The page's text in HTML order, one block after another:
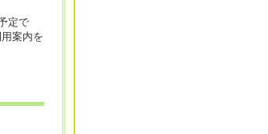
定で
案内を